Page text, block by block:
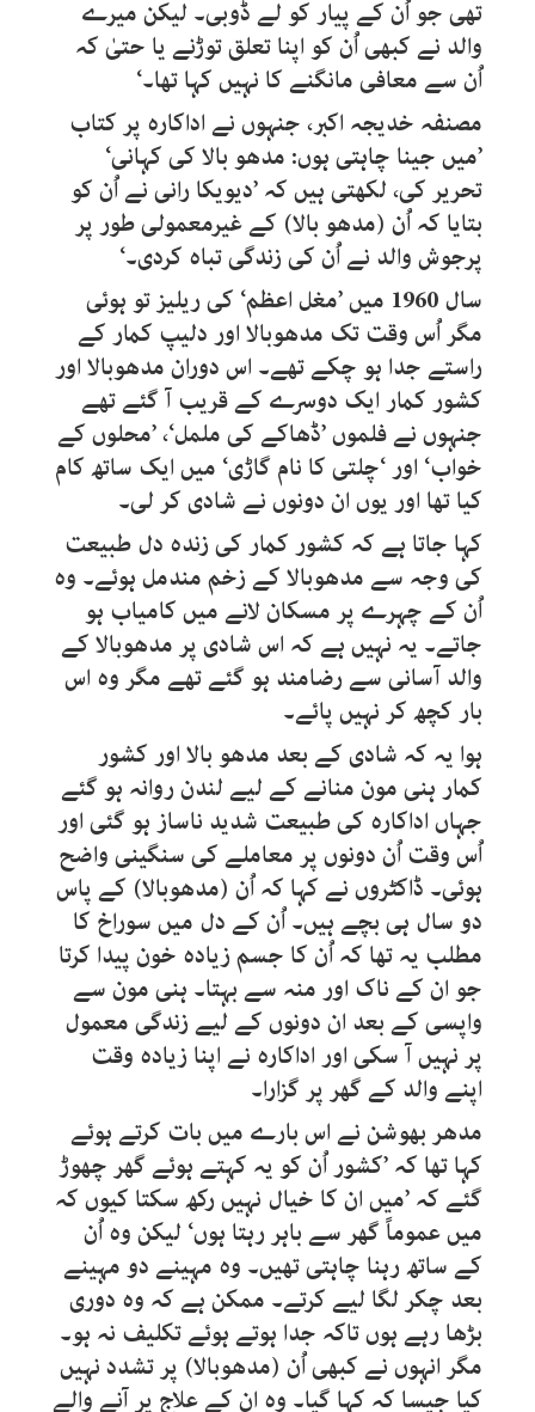
تھی جو اُن کے پیار کو لے ڈوبی۔ لیکن میرے
والد نے کبھی اُن کو اپنا تعلق توڑنے یا حتیٰ کہ
اُن سے معافی مانگنے کا نہیں کہا تھا۔‘
مصنفہ خدیجہ اکبر، جنہوں نے اداکارہ پر کتاب
’میں جینا چاہتی ہوں: مدھو بالا کی کہانی‘
تحریر کی، لکھتی ہیں کہ ’دیویکا رانی نے اُن کو
بتایا کہ اُن (مدھو بالا) کے غیرمعمولی طور پر
پرجوش والد نے اُن کی زندگی تباہ کردی۔‘
سال 1960 میں ’مغل اعظم‘ کی ریلیز تو ہوئی
مگر اُس وقت تک مدھوبالا اور دلیپ کمار کے
راستے جدا ہو چکے تھے۔ اس دوران مدھوبالا اور
کشور کمار ایک دوسرے کے قریب آ گئے تھے
جنہوں نے فلموں ’ڈھاکے کی ململ‘، ’محلوں کے
خواب‘ اور ‘چلتی کا نام گاڑی‘ میں ایک ساتھ کام
کیا تھا اور یوں ان دونوں نے شادی کر لی۔
کہا جاتا ہے کہ کشور کمار کی زندہ دل طبیعت
کی وجہ سے مدھوبالا کے زخم مندمل ہوئے۔ وہ
اُن کے چہرے پر مسکان لانے میں کامیاب ہو
جاتے۔ یہ نہیں ہے کہ اس شادی پر مدھوبالا کے
والد آسانی سے رضامند ہو گئے تھے مگر وہ اس
بار کچھ کر نہیں پائے۔
ہوا یہ کہ شادی کے بعد مدھو بالا اور کشور
کمار ہنی مون منانے کے لیے لندن روانہ ہو گئے
جہاں اداکارہ کی طبیعت شدید ناساز ہو گئی اور
اُس وقت اُن دونوں پر معاملے کی سنگینی واضح
ہوئی۔ ڈاکٹروں نے کہا کہ اُن (مدھوبالا) کے پاس
دو سال ہی بچے ہیں۔ اُن کے دل میں سوراخ کا
مطلب یہ تھا کہ اُن کا جسم زیادہ خون پیدا کرتا
جو ان کے ناک اور منہ سے بہتا۔ ہنی مون سے
واپسی کے بعد ان دونوں کے لیے زندگی معمول
پر نہیں آ سکی اور اداکارہ نے اپنا زیادہ وقت
اپنے والد کے گھر پر گزارا۔
مدھر بھوشن نے اس بارے میں بات کرتے ہوئے
کہا تھا کہ ’کشور اُن کو یہ کہتے ہوئے گھر چھوڑ
گئے کہ ’میں ان کا خیال نہیں رکھ سکتا کیوں کہ
میں عموماً گھر سے باہر رہتا ہوں‘ لیکن وہ اُن
کے ساتھ رہنا چاہتی تھیں۔ وہ مہینے دو مہینے
بعد چکر لگا لیے کرتے۔ ممکن ہے کہ وہ دوری
بڑھا رہے ہوں تاکہ جدا ہوتے ہوئے تکلیف نہ ہو۔
مگر انہوں نے کبھی اُن (مدھوبالا) پر تشدد نہیں
کیا جیسا کہ کہا گیا۔ وہ ان کے علاج پر آنے والے